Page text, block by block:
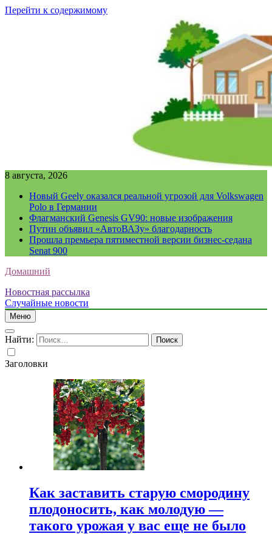
Перейти к содержимому
8 августа, 2026
Новый Geely оказался реальной угрозой для Volkswagen
Polo в Германии
Флагманский Genesis GV90: новые изображения
Путин объявил «АвтоВАЗу» благодарность
Прошла премьера пятиместной версии бизнес-седана
Senat 900
Домашний
Новостная рассылка
Случайные новости
Меню
Найти:
Заголовки
Как заставить старую смородину
плодоносить, как молодую —
такого урожая у вас еще не было